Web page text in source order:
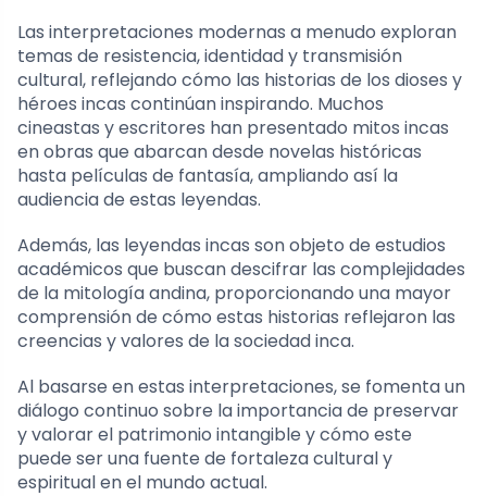
Las interpretaciones modernas a menudo exploran
temas de resistencia, identidad y transmisión
cultural, reflejando cómo las historias de los dioses y
héroes incas continúan inspirando. Muchos
cineastas y escritores han presentado mitos incas
en obras que abarcan desde novelas históricas
hasta películas de fantasía, ampliando así la
audiencia de estas leyendas.
Además, las leyendas incas son objeto de estudios
académicos que buscan descifrar las complejidades
de la mitología andina, proporcionando una mayor
comprensión de cómo estas historias reflejaron las
creencias y valores de la sociedad inca.
Al basarse en estas interpretaciones, se fomenta un
diálogo continuo sobre la importancia de preservar
y valorar el patrimonio intangible y cómo este
puede ser una fuente de fortaleza cultural y
espiritual en el mundo actual.